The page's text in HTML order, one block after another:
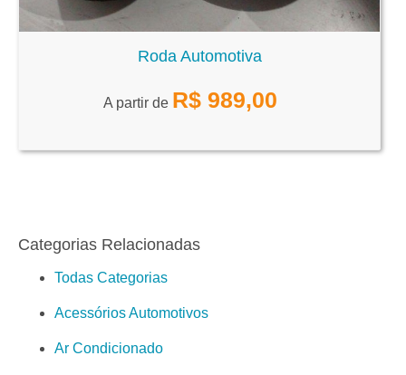
Roda Automotiva
A partir de R$ 989,00
Categorias Relacionadas
Todas Categorias
Acessórios Automotivos
Ar Condicionado